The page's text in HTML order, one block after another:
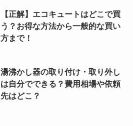
【正解】エコキュートはどこで買
う？お得な方法から一般的な買い
方まで！
湯沸かし器の取り付け・取り外し
は自分でできる？費用相場や依頼
先はどこ？